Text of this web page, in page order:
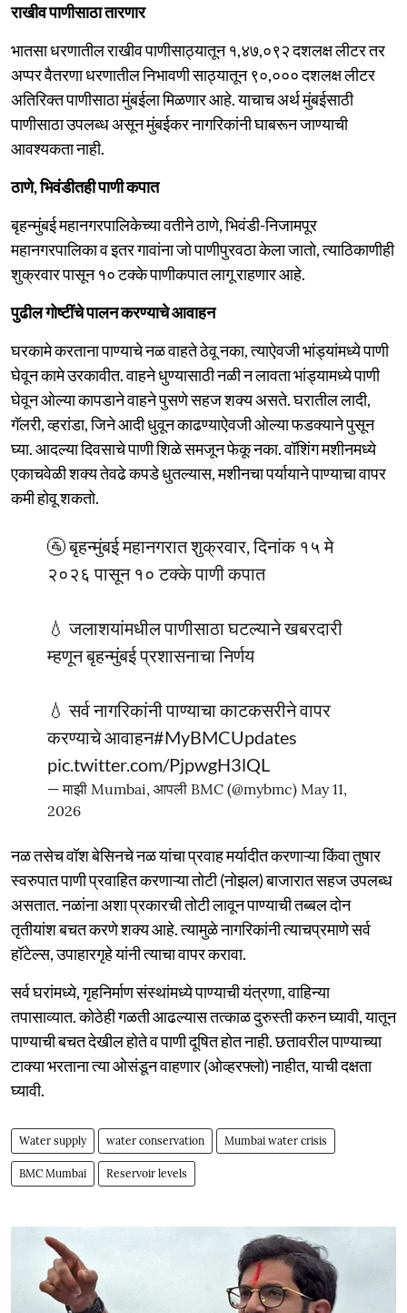
राखीव पाणीसाठा तारणार
भातसा धरणातील राखीव पाणीसाठ्यातून १,४७,०९२ दशलक्ष लीटर तर
अप्पर वैतरणा धरणातील निभावणी साठ्यातून ९०,००० दशलक्ष लीटर
अतिरिक्त पाणीसाठा मुंबईला मिळणार आहे. याचाच अर्थ मुंबईसाठी
पाणीसाठा उपलब्ध असून मुंबईकर नागरिकांनी घाबरून जाण्याची
आवश्यकता नाही.
ठाणे, भिवंडीतही पाणी कपात
बृहन्मुंबई महानगरपालिकेच्या वतीने ठाणे, भिवंडी-निजामपूर
महानगरपालिका व इतर गावांना जो पाणीपुरवठा केला जातो, त्याठिकाणीही
शुक्रवार पासून १० टक्के पाणीकपात लागू राहणार आहे.
पुढील गोष्टींचे पालन करण्याचे आवाहन
घरकामे करताना पाण्याचे नळ वाहते ठेवू नका, त्याऐवजी भांड्यांमध्ये पाणी
घेवून कामे उरकावीत. वाहने धुण्यासाठी नळी न लावता भांड्यामध्ये पाणी
घेवून ओल्या कापडाने वाहने पुसणे सहज शक्य असते. घरातील लादी,
गॅलरी, व्हरांडा, जिने आदी धुवून काढण्याऐवजी ओल्या फडक्याने पुसून
घ्या. आदल्या दिवसाचे पाणी शिळे समजून फेकू नका. वॉशिंग मशीनमध्ये
एकाचवेळी शक्य तेवढे कपडे धुतल्यास, मशीनचा पर्यायाने पाण्याचा वापर
कमी होवू शकतो.
🚰 बृहन्मुंबई महानगरात शुक्रवार, दिनांक १५ मे
२०२६ पासून १० टक्के पाणी कपात
💧 जलाशयांमधील पाणीसाठा घटल्याने खबरदारी
म्हणून बृहन्मुंबई प्रशासनाचा निर्णय
💧 सर्व नागरिकांनी पाण्याचा काटकसरीने वापर
करण्याचे आवाहन#MyBMCUpdates
pic.twitter.com/PjpwgH3lQL
— माझी Mumbai, आपली BMC (@mybmc) May 11,
2026
नळ तसेच वॉश बेसिनचे नळ यांचा प्रवाह मर्यादीत करणाऱ्या किंवा तुषार
स्वरुपात पाणी प्रवाहित करणाऱ्या तोटी (नोझल) बाजारात सहज उपलब्ध
असतात. नळांना अशा प्रकारची तोटी लावून पाण्याची तब्बल दोन
तृतीयांश बचत करणे शक्य आहे. त्यामुळे नागरिकांनी त्याचप्रमाणे सर्व
हॉटेल्स, उपाहारगृहे यांनी त्याचा वापर करावा.
सर्व घरांमध्ये, गृहनिर्माण संस्थांमध्ये पाण्याची यंत्रणा, वाहिन्या
तपासाव्यात. कोठेही गळती आढल्यास तत्काळ दुरुस्ती करुन घ्यावी, यातून
पाण्याची बचत देखील होते व पाणी दूषित होत नाही. छतावरील पाण्याच्या
टाक्या भरताना त्या ओसंडून वाहणार (ओव्हरफ्लो) नाहीत, याची दक्षता
घ्यावी.
Water supply water conservation Mumbai water crisis
BMC Mumbai Reservoir levels